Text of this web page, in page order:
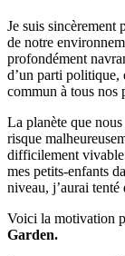
Je suis sincèrement
de notre
profondément
d’un parti politique,
commun à tous nos
La planète que
risque
difficilement
mes petits-enfants
niveau, j’aurai
Voici la motivation
Garden.